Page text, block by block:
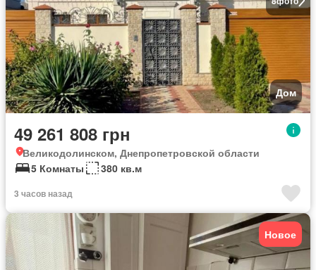
Дом
49 261 808 грн
Великодолинском, Днепропетровской области
5 Комнаты
380 кв.м
3 часов назад
Новое